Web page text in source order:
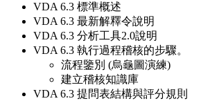
VDA 6.3 標準概述
VDA 6.3 最新解釋令說明
VDA 6.3 分析工具2.0說明
VDA 6.3 執行過程稽核的步驟。
流程鑒別 (烏龜圖演練)
建立稽核知識庫
VDA 6.3 提問表結構與評分規則